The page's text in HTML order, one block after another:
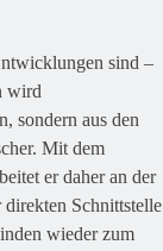
sind –
wird
sondern aus den
Mit dem
er daher an der
Schnittstelle
wieder zum